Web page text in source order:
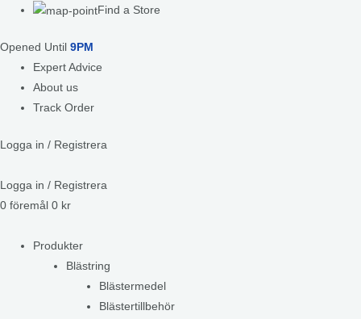
Find a Store
Opened Until 9PM
Expert Advice
About us
Track Order
Logga in / Registrera
Logga in / Registrera
0 föremål 0 kr
Produkter
Blästring
Blästermedel
Blästertillbehör